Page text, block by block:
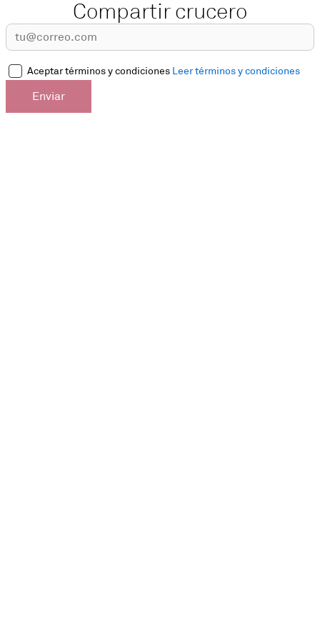
Compartir crucero
Aceptar términos y condiciones Leer términos y condiciones
Enviar